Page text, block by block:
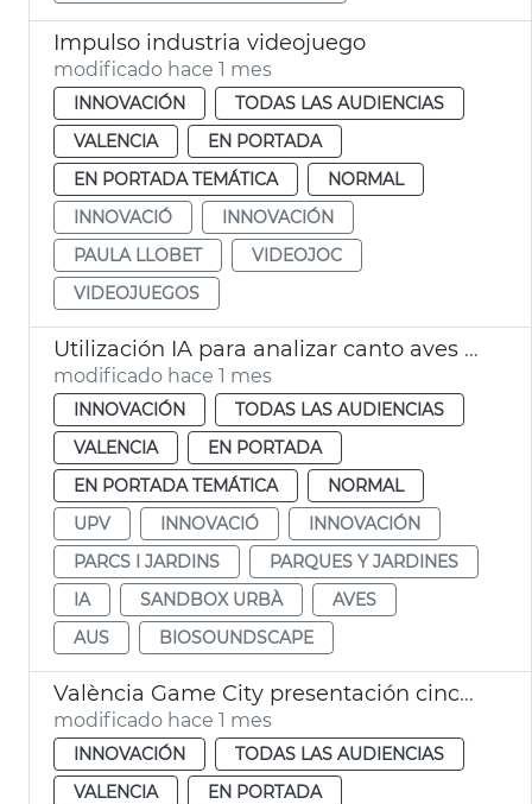
Impulso industria videojuego
modificado hace 1 mes
INNOVACIÓN
TODAS LAS AUDIENCIAS
VALENCIA
EN PORTADA
EN PORTADA TEMÁTICA
NORMAL
INNOVACIÓ
INNOVACIÓN
PAULA LLOBET
VIDEOJOC
VIDEOJUEGOS
Utilización IA para analizar canto aves y medir salud parques y jardines
modificado hace 1 mes
INNOVACIÓN
TODAS LAS AUDIENCIAS
VALENCIA
EN PORTADA
EN PORTADA TEMÁTICA
NORMAL
UPV
INNOVACIÓ
INNOVACIÓN
PARCS I JARDINS
PARQUES Y JARDINES
IA
SANDBOX URBÀ
AVES
AUS
BIOSOUNDSCAPE
València Game City presentación cinco proyectes educación con videojuegos
modificado hace 1 mes
INNOVACIÓN
TODAS LAS AUDIENCIAS
VALENCIA
EN PORTADA